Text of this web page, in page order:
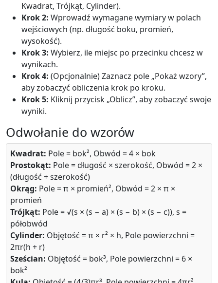
Kwadrat, Trójkąt, Cylinder).
Krok 2: Wprowadź wymagane wymiary w polach
wejściowych (np. długość boku, promień,
wysokość).
Krok 3: Wybierz, ile miejsc po przecinku chcesz w
wynikach.
Krok 4: (Opcjonalnie) Zaznacz pole „Pokaż wzory”,
aby zobaczyć obliczenia krok po kroku.
Krok 5: Kliknij przycisk „Oblicz”, aby zobaczyć swoje
wyniki.
Odwołanie do wzorów
Kwadrat: Pole = bok², Obwód = 4 × bok
Prostokąt: Pole = długość × szerokość, Obwód = 2 ×
(długość + szerokość)
Okrąg: Pole = π × promień², Obwód = 2 × π ×
promień
Trójkąt: Pole = √(s × (s − a) × (s − b) × (s − c)), s =
półobwód
Cylinder: Objętość = π × r² × h, Pole powierzchni =
2πr(h + r)
Sześcian: Objętość = bok³, Pole powierzchni = 6 ×
bok²